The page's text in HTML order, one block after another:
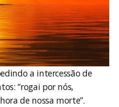
a intercessão de
“rogai por nós,
de nossa morte”.